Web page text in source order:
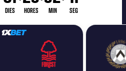
DIES HORES MIN SEG